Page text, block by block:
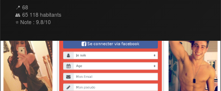
📍 68
👥 65 118 habitants
⭐ Note : 9.8/10